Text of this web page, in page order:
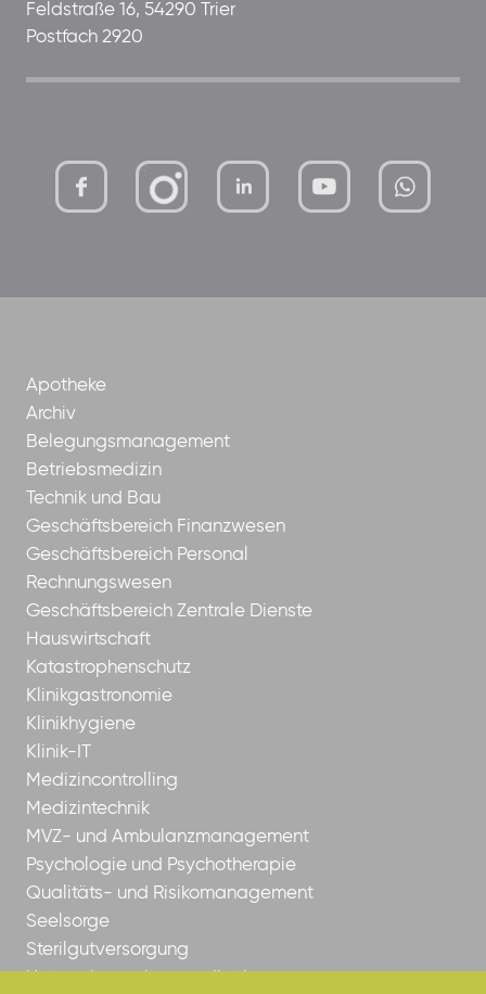
Feldstraße 16, 54290 Trier
Postfach 2920
mutterhaus-xMBTtqOwC1KKBww
Apotheke
Archiv
Belegungsmanagement
Betriebsmedizin
Technik und Bau
Geschäftsbereich Finanzwesen
Geschäftsbereich Personal
Rechnungswesen
Geschäftsbereich Zentrale Dienste
Hauswirtschaft
Katastrophenschutz
Klinikgastronomie
Klinikhygiene
Klinik-IT
Medizincontrolling
Medizintechnik
MVZ- und Ambulanzmanagement
Psychologie und Psychotherapie
Qualitäts- und Risikomanagement
Seelsorge
Sterilgutversorgung